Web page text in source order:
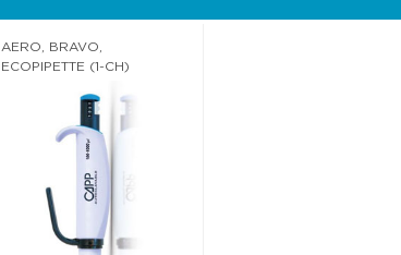
AERO, BRAVO,
ECOPIPETTE (1-CH)